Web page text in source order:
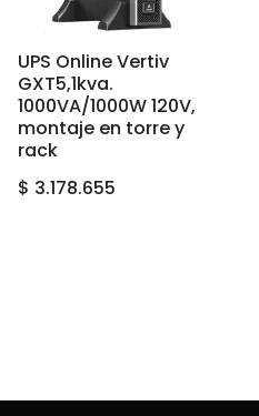
UPS Online Vertiv
GXT5,1kva.
1000VA/1000W 120V,
montaje en torre y
rack
$ 3.178.655